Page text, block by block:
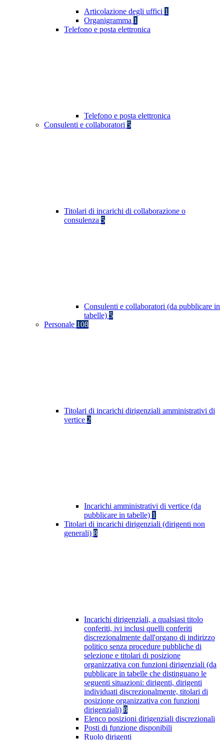
Articolazione degli uffici 1
Organigramma 1
Telefono e posta elettronica
Telefono e posta elettronica
Consulenti e collaboratori 5
Titolari di incarichi di collaborazione o
consulenza 5
Consulenti e collaboratori (da pubblicare in
tabelle) 5
Personale 108
Titolari di incarichi dirigenziali amministrativi di
vertice 2
Incarichi amministrativi di vertice (da
pubblicare in tabelle) 1
Titolari di incarichi dirigenziali (dirigenti non
generali) 8
Incarichi dirigenziali, a qualsiasi titolo
conferiti, ivi inclusi quelli conferiti
discrezionalmente dall'organo di indirizzo
politico senza procedure pubbliche di
selezione e titolari di posizione
organizzativa con funzioni dirigenziali (da
pubblicare in tabelle che distinguano le
seguenti situazioni: dirigenti, dirigenti
individuati discrezionalmente, titolari di
posizione organizzativa con funzioni
dirigenziali) 8
Elenco posizioni dirigenziali discrezionali
Posti di funzione disponibili
Ruolo dirigenti